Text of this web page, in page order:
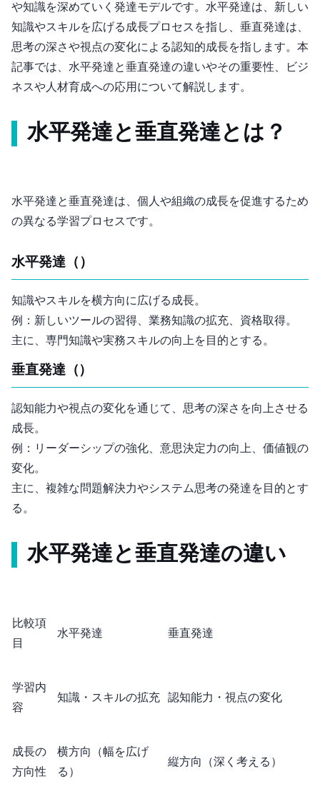
や知識を深めていく発達モデルです。水平発達は、新しい
知識やスキルを広げる成長プロセスを指し、垂直発達は、
思考の深さや視点の変化による認知的成長を指します。本
記事では、水平発達と垂直発達の違いやその重要性、ビジ
ネスや人材育成への応用について解説します。
水平発達と垂直発達とは？
水平発達と垂直発達は、個人や組織の成長を促進するため
の異なる学習プロセスです。
水平発達（Horizontal Development）
知識やスキルを横方向に広げる成長。
例：新しいツールの習得、業務知識の拡充、資格取得。
主に、専門知識や実務スキルの向上を目的とする。
垂直発達（Vertical Development）
認知能力や視点の変化を通じて、思考の深さを向上させる
成長。
例：リーダーシップの強化、意思決定力の向上、価値観の
変化。
主に、複雑な問題解決力やシステム思考の発達を目的とす
る。
水平発達と垂直発達の違い
比較項
目
水平発達 垂直発達
学習内
容
知識・スキルの拡充 認知能力・視点の変化
成長の
方向性
横方向（幅を広げ
る）
縦方向（深く考える）